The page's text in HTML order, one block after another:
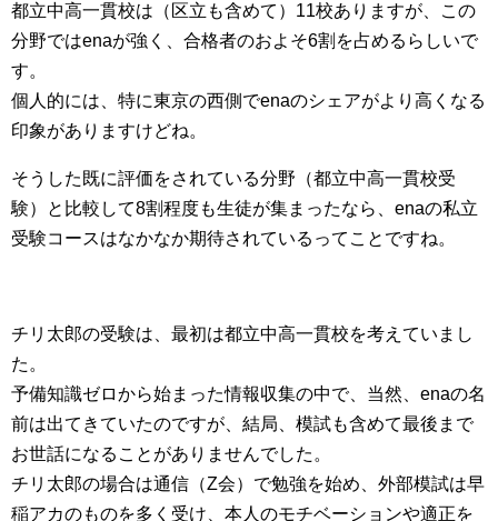
都立中高一貫校は（区立も含めて）11校ありますが、この
分野ではenaが強く、合格者のおよそ6割を占めるらしいで
す。
個人的には、特に東京の西側でenaのシェアがより高くなる
印象がありますけどね。
そうした既に評価をされている分野（都立中高一貫校受
験）と比較して8割程度も生徒が集まったなら、enaの私立
受験コースはなかなか期待されているってことですね。
チリ太郎の受験は、最初は都立中高一貫校を考えていまし
た。
予備知識ゼロから始まった情報収集の中で、当然、enaの名
前は出てきていたのですが、結局、模試も含めて最後まで
お世話になることがありませんでした。
チリ太郎の場合は通信（Z会）で勉強を始め、外部模試は早
稲アカのものを多く受け、本人のモチベーションや適正を